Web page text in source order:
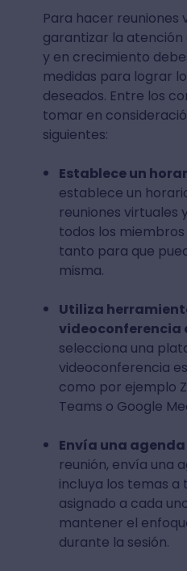
Para hacer reuniones
garantizar la
y en crecimiento
medidas para lograr
deseados. Entre los
tomar en
siguientes:
Establece un
establece un
reuniones virtuales
todos los
tanto para que
misma.
Utiliza
videoconferencia
selecciona una
videoconferencia
como por ejemplo
Teams o Google
Envía una
reunión, envía una
incluya los temas
asignado a cada
mantener el
durante la sesión.